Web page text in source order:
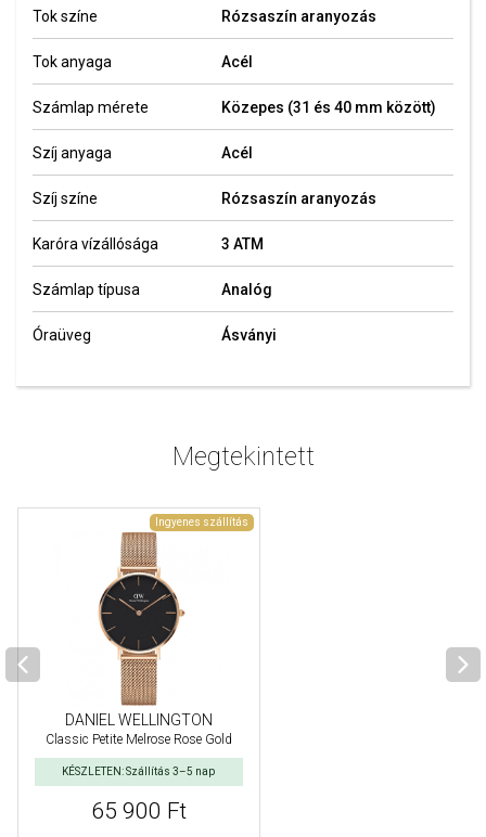
Tok színe Rózsaszín aranyozás
Tok anyaga Acél
Számlap mérete Közepes (31 és 40 mm között)
Szíj anyaga Acél
Szíj színe Rózsaszín aranyozás
Karóra vízállósága 3 ATM
Számlap típusa Analóg
Óraüveg Ásványi
Megtekintett
Ingyenes szállítás
DANIEL WELLINGTON
Classic Petite Melrose Rose Gold
KÉSZLETEN: Szállítás 3–5 nap
65 900 Ft